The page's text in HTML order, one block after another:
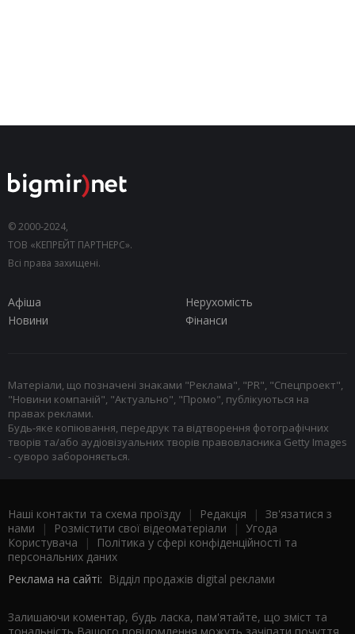
© 2000-2024,
ТОВ «КЕПРЕЙТ ПАРТНЕРС».
Всі права захищені.
Афіша
Нерухомість
Новини
Фінанси
Матеріали, що позначені знаками "Реклама", "PR", "Спецпроект",
"Новини компаній", "Актуально", "Промо", публікуються на
правах реклами.
Будь-яке копіювання, передрук та відтворення фотографічних
творів та/або аудіовізуальних творів правовласника Getty Images
- суворо забороняється.
Наші контакти та схема проїзду | Редакція | Зв'язатися з
нами | Розмістити свої відеоматеріали | Угода
Користувача |
Політика у сфері конфіденційності та
персональних даних
Реклама на сайті: Відділ продажів digital реклами
Залишаючи коментар, будь ласка, пам'ятайте, що зміст та
тональність Вашого повідомлення можуть зачіпати почуття